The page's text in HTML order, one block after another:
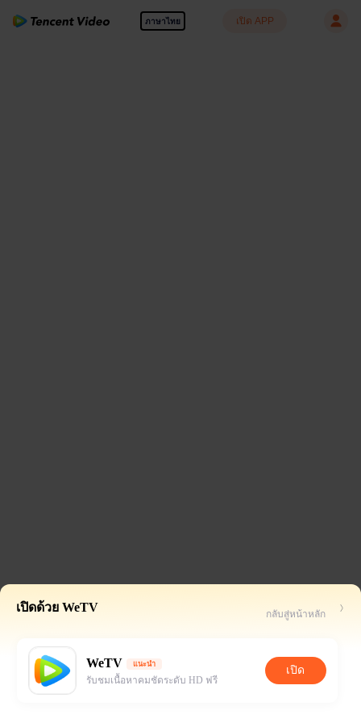
ภาษาไทย เปิด APP
เปิดด้วย WeTV กลับสู่หน้าหลัก
WeTV แนะนำ
รับชมเนื้อหาคมชัดระดับ HD ฟรี
เปิด